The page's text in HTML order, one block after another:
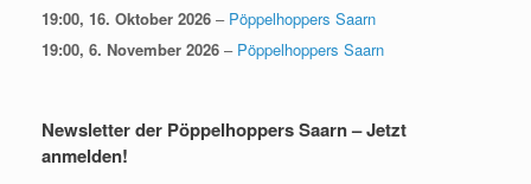
19:00, 16. Oktober 2026 – Pöppelhoppers Saarn
19:00, 6. November 2026 – Pöppelhoppers Saarn
Newsletter der Pöppelhoppers Saarn – Jetzt
anmelden!